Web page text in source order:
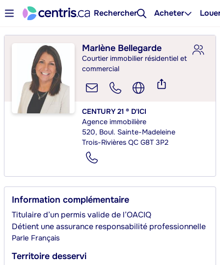
Rechercher Acheter
Marlène Bellegarde
Courtier immobilier résidentiel et
commercial
CENTURY 21 ® D'ICI
Agence immobilière
520, Boul. Sainte-Madeleine
Trois-Rivières QC G8T 3P2
Information complémentaire
Titulaire d’un permis valide de l’OACIQ
Détient une assurance responsabilité professionnelle
Parle Français
Territoire desservi